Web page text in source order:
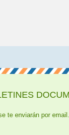
te enviarán por email.